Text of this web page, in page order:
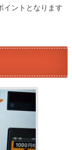
イントとなります